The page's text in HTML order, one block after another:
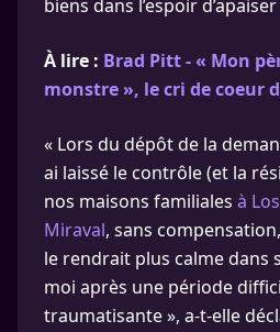
biens dans l’espoir
À lire : Brad Pitt - « Mon
monstre », le cri de coeur
« Lors du dépôt de la
ai laissé le contrôle (et la
nos maisons familiales à
Miraval, sans
le rendrait plus calme dans
moi après une période
traumatisante », a-t-elle